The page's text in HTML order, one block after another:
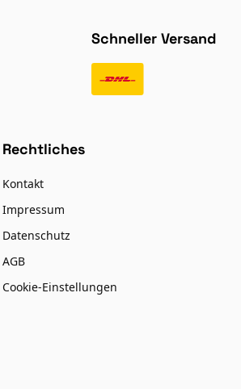
Schneller Versand
Rechtliches
Kontakt
Impressum
Datenschutz
AGB
Cookie-Einstellungen